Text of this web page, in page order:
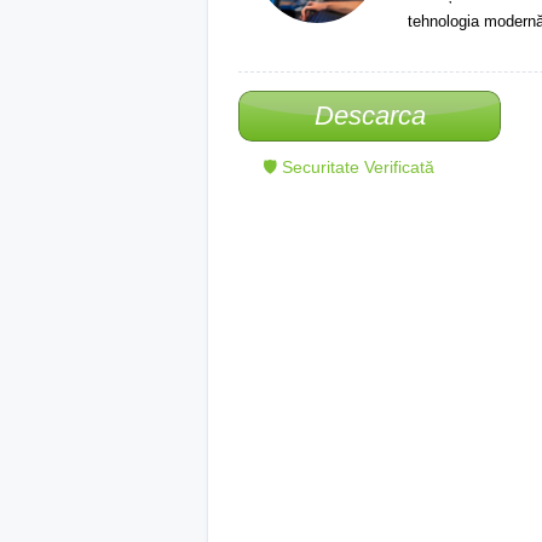
tehnologia
Descarca
🛡 Securitate Verificată